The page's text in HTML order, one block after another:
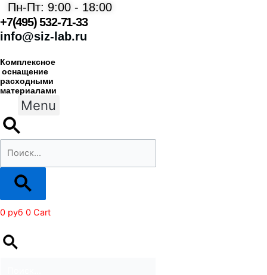
Перейти
к
содержимому
Пн-Пт: 9:00 - 18:00
+7(495) 532-71-33
info@siz-lab.ru
Комплексное
оснащение
расходными
материалами
Menu
0 руб 0 Cart
Сверхпрочный
аэрозольный
клей
Hi-
Strength
90
0.5
мл
арт
7000116790
quantity